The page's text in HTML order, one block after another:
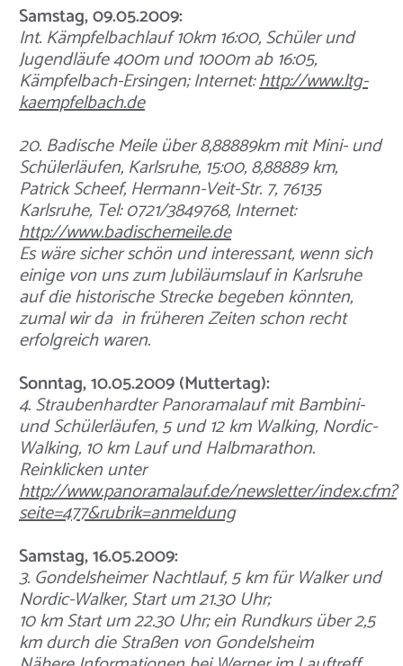
Samstag, 09.05.2009:
Int. Kämpfelbachlauf 10km 16:00, Schüler und
Jugendläufe 400m und 1000m ab 16:05,
Kämpfelbach-Ersingen; Internet:http://www.ltg-
kaempfelbach.de
20. Badische Meile über 8,88889km mit Mini- und
Schülerläufen, Karlsruhe, 15:00, 8,88889 km,
Patrick Scheef, Hermann-Veit-Str. 7, 76135
Karlsruhe, Tel: 0721/3849768, Internet:
http://www.badischemeile.de
Es wäre sicher schön und interessant, wenn sich
einige von uns zum Jubiläumslauf in Karlsruhe
auf die historische Strecke begeben könnten,
zumal wir da in früheren Zeiten schon recht
erfolgreich waren.
Sonntag, 10.05.2009 (Muttertag):
4. Straubenhardter Panoramalauf mit Bambini-
und Schülerläufen, 5 und 12 km Walking, Nordic-
Walking, 10 km Lauf und Halbmarathon.
Reinklicken unter
http://www.panoramalauf.de/newsletter/index.cfm?
seite=477&rubrik=anmeldung
Samstag, 16.05.2009:
3. Gondelsheimer Nachtlauf, 5 km für Walker und
Nordic-Walker, Start um 21.30 Uhr;
10 km Start um 22.30 Uhr; ein Rundkurs über 2,5
km durch die Straßen von Gondelsheim